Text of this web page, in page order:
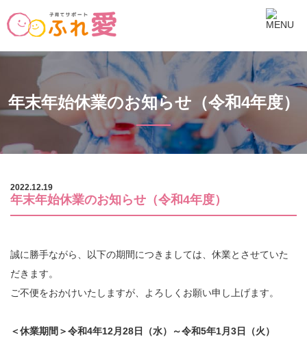
年末年始休業のお知らせ（令和4年度）
2022.12.19
年末年始休業のお知らせ（令和4年度）
誠に勝手ながら、以下の期間につきましては、休業とさせていた
だきます。
ご不便をおかけいたしますが、よろしくお願い申し上げます。
＜休業期間＞令和4年12月28日（水）～令和5年1月3日（火）